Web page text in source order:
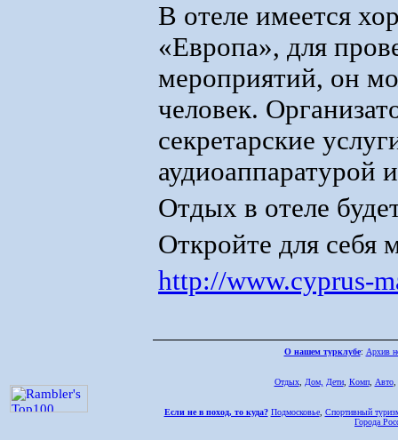
В отеле имеется
«Европа», для
мероприятий, он
человек.
секретарские
аудиоаппаратурой
Отдых в отеле
Откройте для
http://www.cyprus-
О нашем турклубе: Архив
Отдых, Дом, Дети, Комп, Авто,
Если не в поход, то куда? Подмосковье, Спортивный
Города